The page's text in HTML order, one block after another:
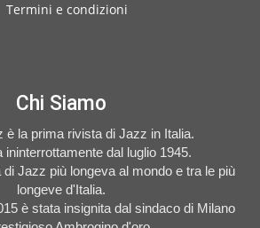
Termini e condizioni
Chi Siamo
è la prima rivista di Jazz in Italia.
ininterrottamente dal luglio 1945.
Jazz più longeva al mondo e tra le più
longeve d'Italia.
è stata insignita dal sindaco di Milano